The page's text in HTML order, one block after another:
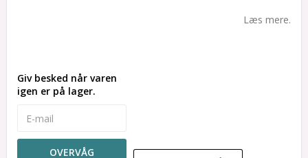
Læs mere.
Giv besked når varen
igen er på lager.
OVERVÅG